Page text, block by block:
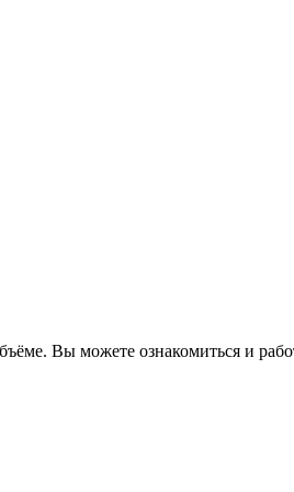
Вы можете ознакомиться и